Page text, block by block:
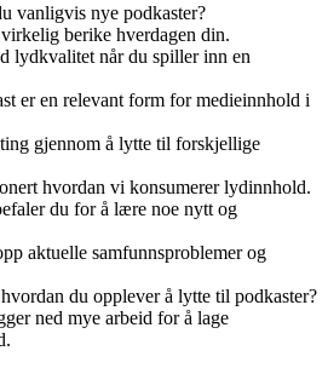
vanligvis nye podkaster?
berike hverdagen din.
lydkvalitet når du spiller inn en
er en relevant form for medieinnhold i
gjennom å lytte til forskjellige
hvordan vi konsumerer lydinnhold.
du for å lære noe nytt og
aktuelle samfunnsproblemer og
du opplever å lytte til podkaster?
ned mye arbeid for å lage